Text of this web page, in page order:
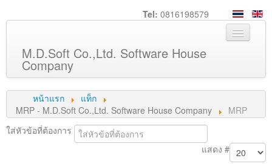
Tel: 0816198579
M.D.Soft Co.,Ltd. Software House
Company
หน้าหลัก
เกี่ยวกับเรา
บริการ
หน้าแรก
แท็ก
MRP - M.D.Soft Co.,Ltd. Software House Company
MRP
ใส่หัวข้อที่ต้องการ
แสดง #